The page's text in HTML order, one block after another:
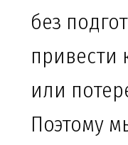
без
привести
или
Поэтому